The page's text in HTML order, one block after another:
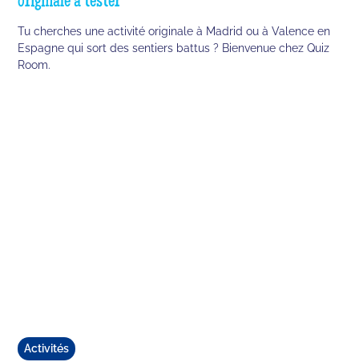
Tu cherches une activité originale à Madrid ou à Valence en
Espagne qui sort des sentiers battus ? Bienvenue chez Quiz
Room.
Activités